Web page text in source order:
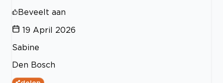
Beveelt aan
19 April 2026
Sabine
Den Bosch